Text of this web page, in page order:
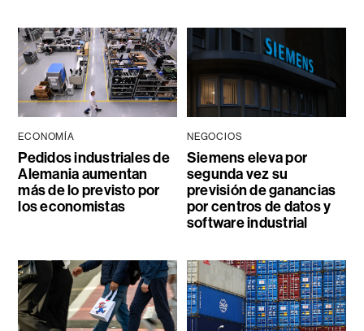
ECONOMÍA
Pedidos industriales de
Alemania aumentan
más de lo previsto por
los economistas
NEGOCIOS
Siemens eleva por
segunda vez su
previsión de ganancias
por centros de datos y
software industrial